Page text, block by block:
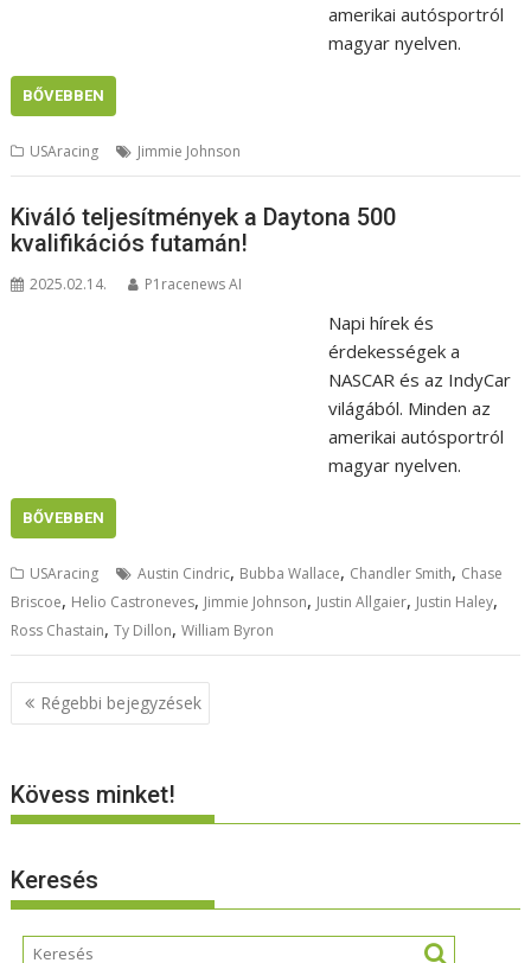
amerikai autósportról
magyar nyelven.
BŐVEBBEN
USAracing Jimmie Johnson
Kiváló teljesítmények a Daytona 500
kvalifikációs futamán!
2025.02.14. P1racenews AI
Napi hírek és
érdekességek a
NASCAR és az IndyCar
világából. Minden az
amerikai autósportról
magyar nyelven.
BŐVEBBEN
USAracing Austin Cindric, Bubba Wallace, Chandler Smith, Chase
Briscoe, Helio Castroneves, Jimmie Johnson, Justin Allgaier, Justin Haley,
Ross Chastain,Ty Dillon,William Byron
Bejegyzés
navigáció
Régebbi bejegyzések
Kövess minket!
Keresés